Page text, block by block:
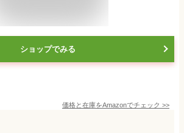
ショップでみる
価格と在庫をAmazonでチェック >>